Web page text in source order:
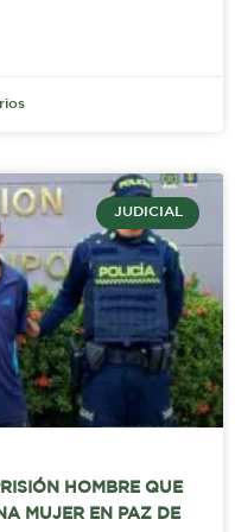
JUDICIAL
HOMBRE QUE
MUJER EN PAZ DE